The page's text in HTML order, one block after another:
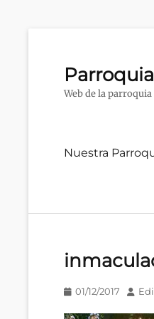
Web de la
Menú
Nuestra
Publicado
01/12/2017 Autor